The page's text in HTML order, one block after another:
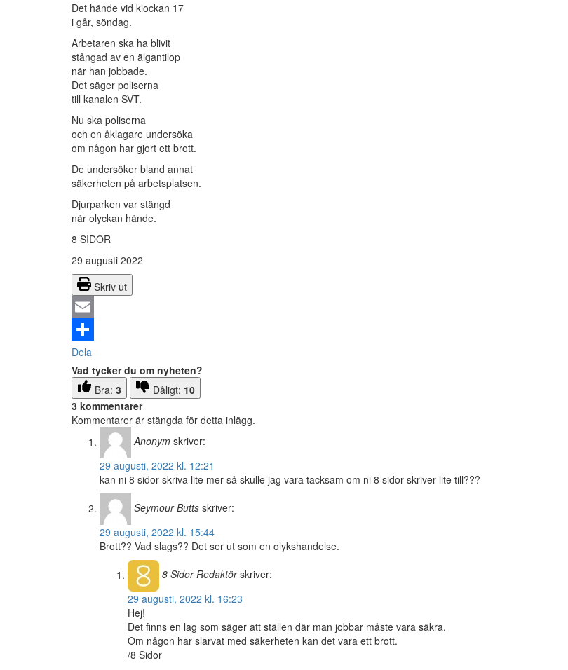
Det hände vid klockan 17
i går, söndag.
Arbetaren ska ha blivit
stångad av en älgantilop
när han jobbade.
Det säger poliserna
till kanalen SVT.
Nu ska poliserna
och en åklagare undersöka
om någon har gjort ett brott.
De undersöker bland annat
säkerheten på arbetsplatsen.
Djurparken var stängd
när olyckan hände.
8 SIDOR
29 augusti 2022
Skriv ut
Email
Dela
Vad tycker du om nyheten?
Bra: 3 Dåligt: 10
3 kommentarer
Kommentarer är stängda för detta inlägg.
Anonym skriver:
29 augusti, 2022 kl. 12:21
kan ni 8 sidor skriva lite mer så skulle jag vara tacksam om ni 8 sidor skriver lite till???
Seymour Butts skriver:
29 augusti, 2022 kl. 15:44
Brott?? Vad slags?? Det ser ut som en olykshandelse.
8 SidorRedaktör skriver:
29 augusti, 2022 kl. 16:23
Hej!
Det finns en lag som säger att ställen där man jobbar måste vara säkra.
Om någon har slarvat med säkerheten kan det vara ett brott.
/8 Sidor